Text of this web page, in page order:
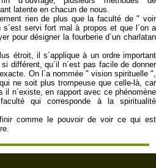
latente en chacun de nous.
rien de plus que la faculté de " voir
servi fort mal à propos et que l´on a
pour désigner la fourberie d´un charlatan
étroit, il s´applique à un ordre important
différent, qu´il n´est pas facile de donner
On l´a nommée " vision spirituelle ",
ne soit plus trompeuse que celle-là, car
il n´existe, en rapport avec ce phénomène
qui corresponde à la spiritualité
comme le pouvoir de voir ce qui est